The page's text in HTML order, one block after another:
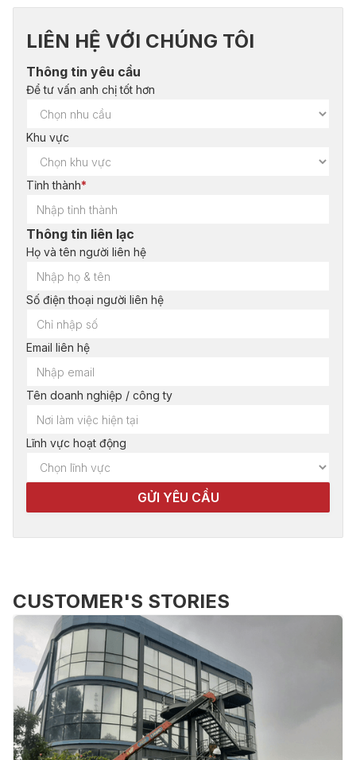
LIÊN HỆ VỚI CHÚNG TÔI
Thông tin yêu cầu
Để tư vấn anh chị tốt hơn
Khu vực
Tỉnh thành*
Thông tin liên lạc
Họ và tên người liên hệ
Số điện thoại người liên hệ
Email liên hệ
Tên doanh nghiệp / công ty
Lĩnh vực hoạt động
CUSTOMER'S STORIES